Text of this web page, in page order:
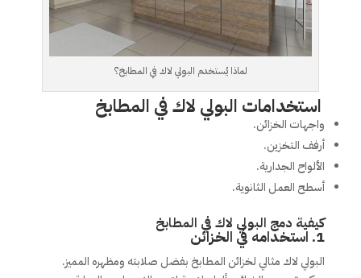
لماذا يُستخدم البولي لاك في المطابخ؟
استخدامات البولي لاك في المطابخ
واجهات الخزائن.
أرفف التخزين.
الألواح الجدارية.
أسطح العمل الثانوية.
كيفية دمج البولي لاك في المطابخ
1. استخدامه في الخزائن
البولي لاك مثالي لخزائن المطابخ بفضل صلابته ومظهره المميز.